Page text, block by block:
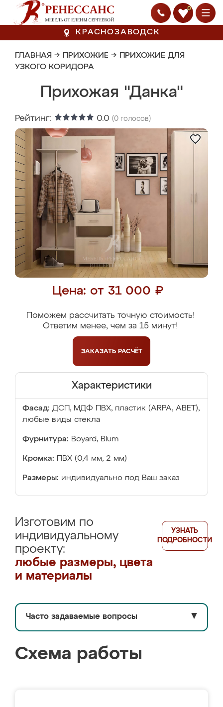
0
КРАСНОЗАВОДСК
ГЛАВНАЯ → ПРИХОЖИЕ → ПРИХОЖИЕ ДЛЯ
УЗКОГО КОРИДОРА
Прихожая "Данка"
Рейтинг: 0.0 (0 голосов)
Цена: от 31 000 ₽
Поможем рассчитать точную стоимость!
Ответим менее, чем за 15 минут!
ЗАКАЗАТЬ РАСЧЁТ
Характеристики
Фасад: ДСП, МДФ ПВХ, пластик (ARPA, ABET),
любые виды стекла
Фурнитура: Boyard, Blum
Кромка: ПВХ (0,4 мм, 2 мм)
Размеры: индивидуально под Ваш заказ
Изготовим по
индивидуальному
проекту:
любые размеры, цвета
и материалы
УЗНАТЬ
ПОДРОБНОСТИ
Часто задаваемые вопросы ▼
Схема работы